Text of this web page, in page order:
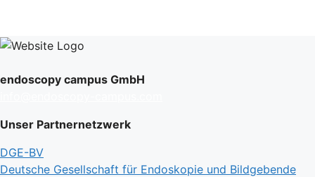
endoscopy campus GmbH
Unser Partnernetzwerk
DGE-BV
Deutsche Gesellschaft für Endoskopie und Bildgebende